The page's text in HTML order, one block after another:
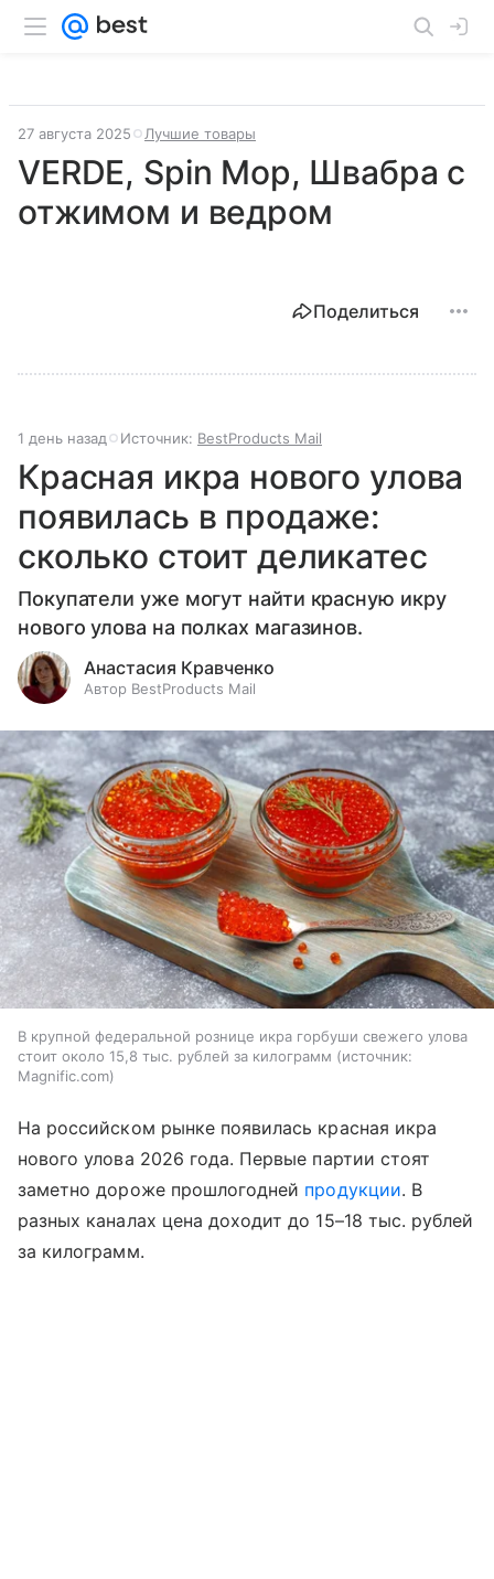
27 августа 2025 Лучшие товары
VERDE, Spin Mop, Швабра с
отжимом и ведром
Поделиться
1 день назад Источник: BestProducts Mail
Красная икра нового улова
появилась в продаже:
сколько стоит деликатес
Покупатели уже могут найти красную икру
нового улова на полках магазинов.
Анастасия Кравченко
Автор BestProducts Mail
В крупной федеральной рознице икра горбуши свежего улова
стоит около 15,8 тыс. рублей за килограмм
источник:
Magnific.com
На российском рынке появилась красная икра
нового улова 2026 года. Первые партии стоят
заметно дороже прошлогодней продукции. В
разных каналах цена доходит до 15–18 тыс. рублей
за килограмм.